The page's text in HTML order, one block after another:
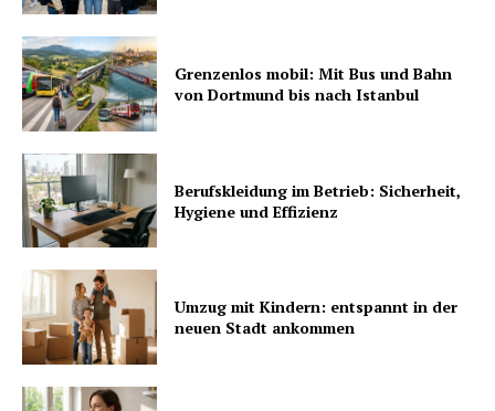
Grenzenlos mobil: Mit Bus und Bahn
von Dortmund bis nach Istanbul
Berufskleidung im Betrieb: Sicherheit,
Hygiene und Effizienz
Umzug mit Kindern: entspannt in der
neuen Stadt ankommen